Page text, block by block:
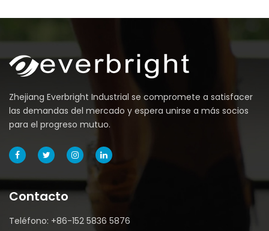
Zhejiang Everbright Industrial se compromete a satisfacer
las demandas del mercado y espera unirse a más socios
para el progreso mutuo.
Contacto
Teléfono: +86-152 5836 5876